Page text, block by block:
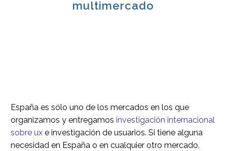
multimercado
España es sólo uno de los mercados en los que
organizamos y entregamos investigación internacional
sobre ux e investigación de usuarios. Si tiene alguna
necesidad en España o en cualquier otro mercado,